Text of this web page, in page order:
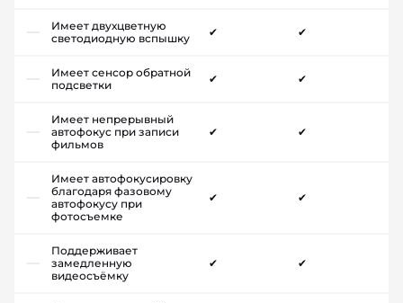
Имеет двухцветную
светодиодную вспышку
✔ ✔
Имеет сенсор обратной
подсветки
✔ ✔
Имеет непрерывный
автофокус при записи
фильмов
✔ ✔
Имеет автофокусировку
благодаря фазовому
автофокусу при
фотосъемке
✔ ✔
Поддерживает
замедленную
видеосъёмку
✔ ✔